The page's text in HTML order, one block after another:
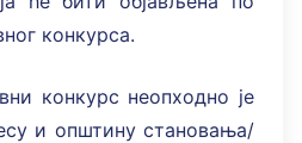
конкурса.
конкурс неопходно је
и општину становања/